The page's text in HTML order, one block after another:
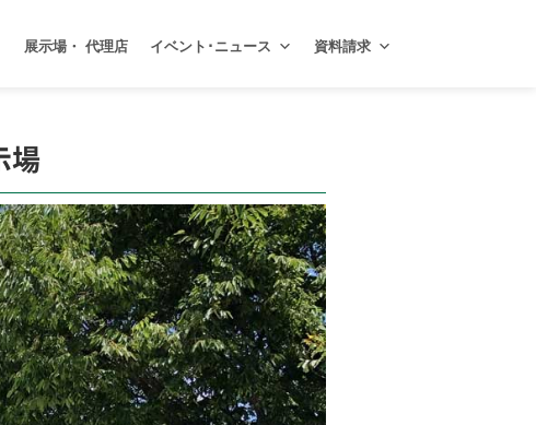
展示場・ 代理店 イベント･ニュース 資料請求
場